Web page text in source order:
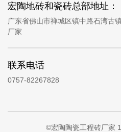
宏陶地砖和瓷砖总部地址：
广东省佛山市禅城区镇中路石湾古
厂家
联系电话
0757-82267828
©宏陶陶瓷工程砖厂家